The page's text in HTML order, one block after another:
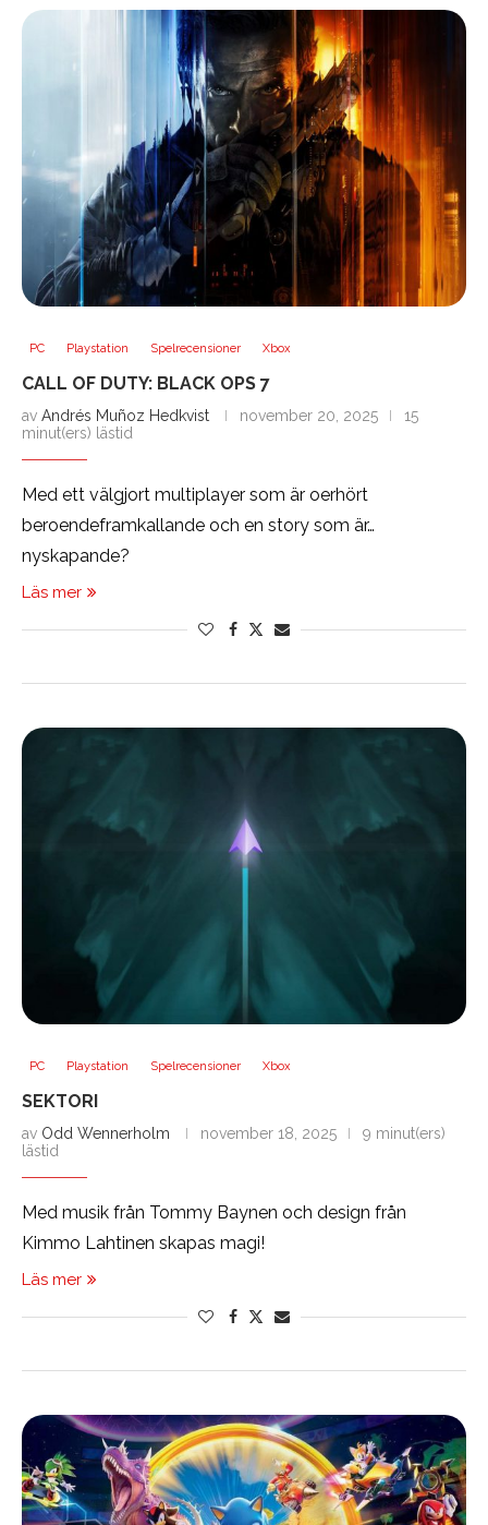
PC Playstation Spelrecensioner Xbox
CALL OF DUTY: BLACK OPS 7
av Andrés Muñoz Hedkvist november 20, 2025
15
minut(ers) lästid
Med ett välgjort multiplayer som är oerhört
beroendeframkallande och en story som är…
nyskapande?
Läs mer
PC Playstation Spelrecensioner Xbox
SEKTORI
av Odd Wennerholm november 18, 2025
9 minut(ers)
lästid
Med musik från Tommy Baynen och design från
Kimmo Lahtinen skapas magi!
Läs mer